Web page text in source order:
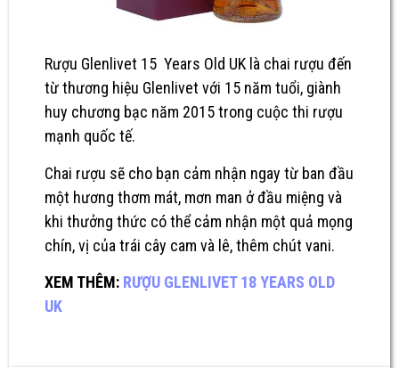
Rượu Glenlivet 15 Years Old UK là chai rượu đến
từ thương hiệu Glenlivet với 15 năm tuổi, giành
huy chương bạc năm 2015 trong cuộc thi rượu
mạnh quốc tế.
Chai rượu sẽ cho bạn cảm nhận ngay từ ban đầu
một hương thơm mát, mơn man ở đầu miệng và
khi thưởng thức có thể cảm nhận một quả mọng
chín, vị của trái cây cam và lê, thêm chút vani.
XEM THÊM: RƯỢU GLENLIVET 18 YEARS OLD
UK